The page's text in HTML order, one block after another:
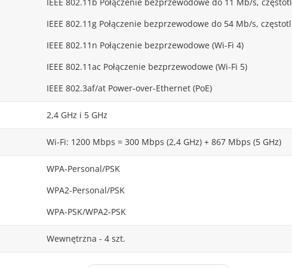
IEEE 802.11g Połączenie bezprzewodowe do 54 Mb/s,
IEEE 802.11n Połączenie bezprzewodowe (Wi-Fi 4)
IEEE 802.11ac Połączenie bezprzewodowe (Wi-Fi 5)
IEEE 802.3af/at Power-over-Ethernet (PoE)
2,4 GHz i 5 GHz
Wi-Fi: 1200 Mbps = 300 Mbps (2,4 GHz) + 867 Mbps (5 GHz)
WPA-Personal/PSK
WPA2-Personal/PSK
WPA-PSK/WPA2-PSK
Wewnętrzna - 4 szt.